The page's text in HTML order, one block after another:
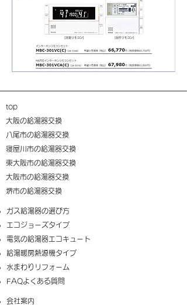
top
大阪の給湯器交換
八尾市の給湯器交換
寝屋川市の給湯器交換
東大阪市の給湯器交換
大阪市の給湯器交換
​堺市の給湯器交換
​ガス給湯器の選び方
​エコジョーズタイプ
電気の給湯器エコキュート
給湯暖房熱源機タイプ
​水まわりリフォーム
FAQ​よくある質問
​会社案内